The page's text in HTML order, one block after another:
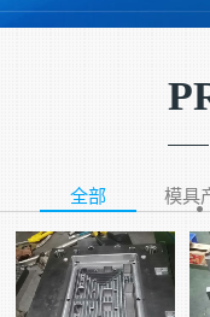
全部 模具